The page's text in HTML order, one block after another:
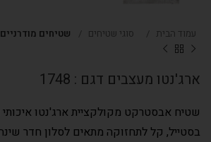
עמוד הבית סוגי שטיחים שטיחים מודרניים
ארג'נטו מעצבים דגם : 1748
שטיח אבסטרקט מקולקציית ארג'נטו
בסטייל, קל לתחזוקה מתאים לסלון חדר